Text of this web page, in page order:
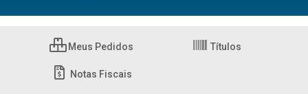
Meus Pedidos Títulos
Notas Fiscais